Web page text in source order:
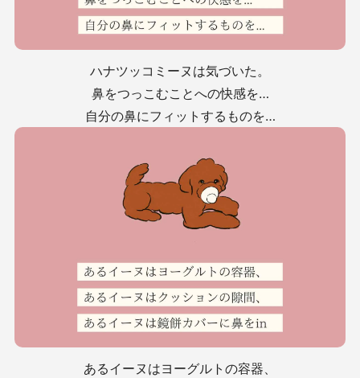
ハナツッコミーヌは気づいた。
鼻をつっこむことへの快感を…
自分の鼻にフィットするものを…
あるイーヌはヨーグルトの容器、